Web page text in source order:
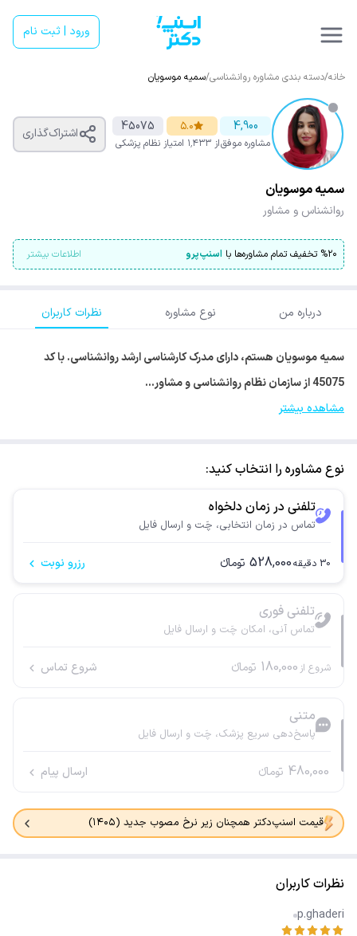
ورود | ثبت نام
خانه/دسته بندی مشاوره روانشناسی/سمیه موسویان
4,900
مشاوره موفق
۵.۰
از ۱٬۴۳۳ امتیاز
45075
نظام پزشکی
اشتراک‌گذاری
سمیه موسویان
روانشناس و مشاور
%۲۰ تخفیف تمام مشاوره‌ها با اسنپ‌پرو اطلاعات بیشتر
درباره من نوع مشاوره نظرات کاربران
سمیه موسویان هستم، دارای مدرک کارشناسی ارشد روانشناسی. با کد
45075 از سازمان نظام روانشناسی و مشاور…
مشاهده بیشتر
نوع مشاوره را انتخاب کنید:
تلفنی در زمان دلخواه
تماس در زمان انتخابی، چَت و ارسال فایل
30 دقیقه528,000 تومانء رزرو نوبت
تلفنی فوری
تماس آنی، امکان چَت و ارسال فایل
شروع از 180,000 تومانء شروع تماس
متنی
پاسخ‌دهی سریع پزشک، چَت و ارسال فایل
480,000 تومانء ارسال پیام
قیمت اسنپ‌دکتر همچنان زیر نرخ مصوب جدید (۱۴۰۵)
نظرات کاربران
p.ghaderi